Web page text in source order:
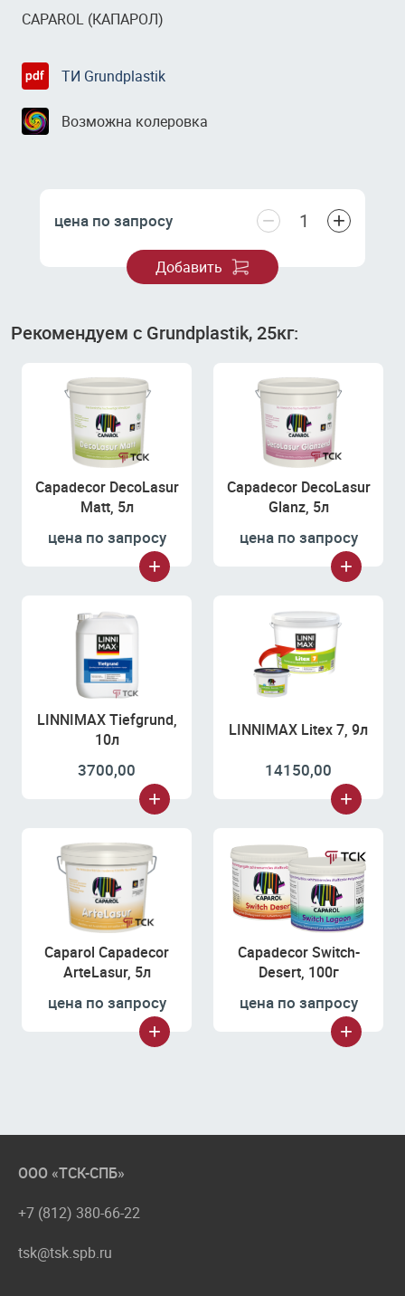
CAPAROL (КАПАРОЛ)
ТИ Grundplastik
Возможна колеровка
цена по запросу − +
Добавить
Рекомендуем с Grundplastik, 25кг:
Capadecor DecoLasur
Matt, 5л
цена по запросу
Capadecor DecoLasur
Glanz, 5л
цена по запросу
LINNIMAX Tiefgrund,
10л
3700,00
LINNIMAX Litex 7, 9л
14150,00
Caparol Capadecor
ArteLasur, 5л
цена по запросу
Capadecor Switch-
Desert, 100г
цена по запросу
ООО «ТСК-СПБ»
+7 (812) 380-66-22
tsk@tsk.spb.ru